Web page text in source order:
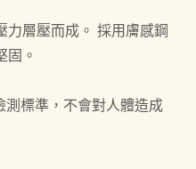
力層壓而成。 採用膚感鋼
固。
測標準，不會對人體造成